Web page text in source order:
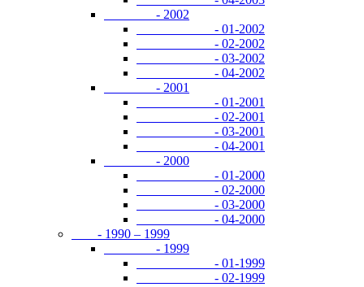
- 2002
- 01-2002
- 02-2002
- 03-2002
- 04-2002
- 2001
- 01-2001
- 02-2001
- 03-2001
- 04-2001
- 2000
- 01-2000
- 02-2000
- 03-2000
- 04-2000
- 1990 – 1999
- 1999
- 01-1999
- 02-1999